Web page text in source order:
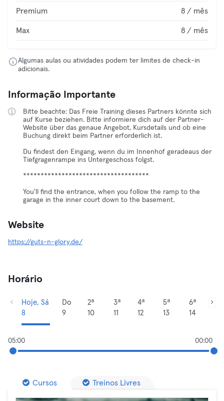
Premium 8 / mês
Max 8 / mês
Algumas aulas ou atividades podem ter limites de check-in
adicionais.
Informação Importante
Bitte beachte: Das Freie Training dieses Partners könnte sich
auf Kurse beziehen. Bitte informiere dich auf der Partner-
Website über das genaue Angebot, Kursdetails und ob eine
Buchung direkt beim Partner erforderlich ist.
Du findest den Eingang, wenn du im Innenhof geradeaus der
Tiefgragenrampe ins Untergeschoss folgst.
************************************
You'll find the entrance, when you follow the ramp to the
garage in the inner court down to the basement.
Website
https://guts-n-glory.de/
Horário
Hoje, Sá
8
Do
9
2ª
10
3ª
11
4ª
12
5ª
13
6ª
14
05:00 00:00
Cursos Treinos Livres